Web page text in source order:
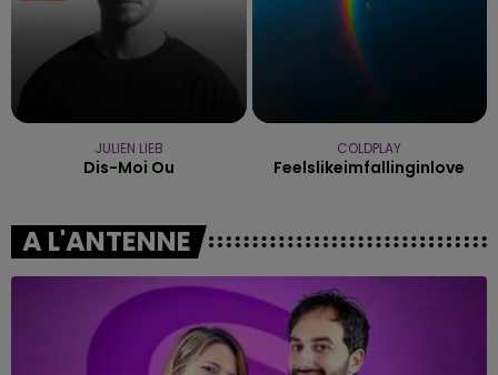
JULIEN LIEB
Dis-Moi Ou
COLDPLAY
Feelslikeimfallinginlove
A L'ANTENNE